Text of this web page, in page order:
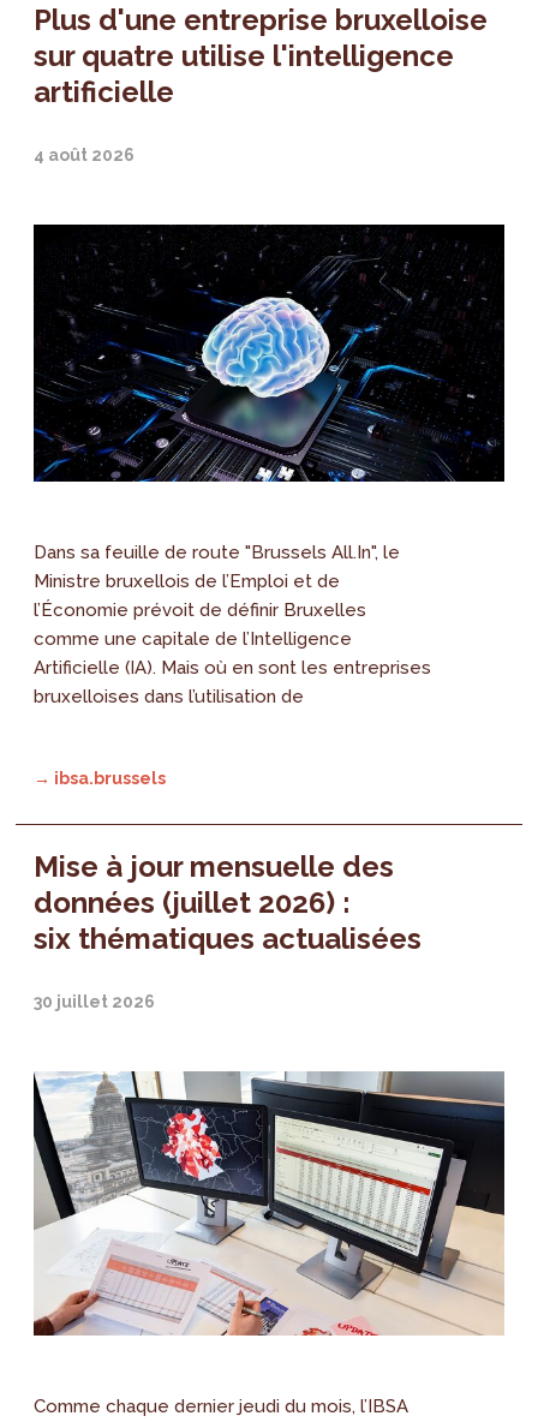
Plus d'une entreprise bruxelloise
sur quatre utilise l'intelligence
artificielle
4 août 2026
Dans sa feuille de route "Brussels All.In", le
Ministre bruxellois de l’Emploi et de
l’Économie prévoit de définir Bruxelles
comme une capitale de l’Intelligence
Artificielle (IA). Mais où en sont les entreprises
bruxelloises dans l’utilisation de
→ ibsa.brussels
Mise à jour mensuelle des
données (juillet 2026) :
six thématiques actualisées
30 juillet 2026
Comme chaque dernier jeudi du mois, l’IBSA